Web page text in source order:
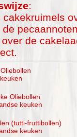
:
cakekruimels
de
de
Oliebollen
keuken
(tutti-fruttibollen)
keuken